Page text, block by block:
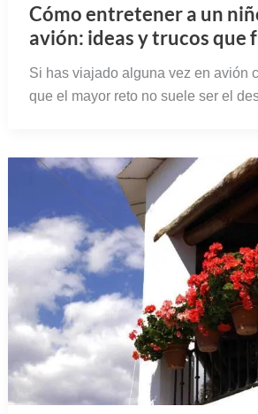
Cómo entretener a un
avión: ideas y trucos que
Si has viajado alguna vez en avión
que el mayor reto no suele ser el